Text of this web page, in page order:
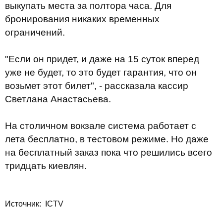
выкупать места за полтора часа. Для
бронирования никаких временных
ограничений.
"Если он придет, и даже на 15 суток вперед
уже не будет, то это будет гарантия, что он
возьмет этот билет", - рассказала кассир
Светлана Анастасьева.
На столичном вокзале система работает с
лета бесплатно, в тестовом режиме. Но даже
на бесплатный заказ пока что решились всего
тридцать киевлян.
Источник: ICTV